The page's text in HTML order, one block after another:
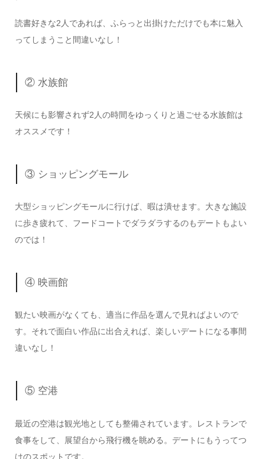
読書好きな2人であれば、ふらっと出掛けただけでも本に魅入
ってしまうこと間違いなし！
② 水族館
天候にも影響されず2人の時間をゆっくりと過ごせる水族館は
オススメです！
③ ショッピングモール
大型ショッピングモールに行けば、暇は潰せます。大きな施設
に歩き疲れて、フードコートでダラダラするのもデートもよい
のでは！
④ 映画館
観たい映画がなくても、適当に作品を選んで見ればよいので
す。それで面白い作品に出合えれば、楽しいデートになる事間
違いなし！
⑤ 空港
最近の空港は観光地としても整備されています。レストランで
食事をして、展望台から飛行機を眺める。デートにもうってつ
けのスポットです。